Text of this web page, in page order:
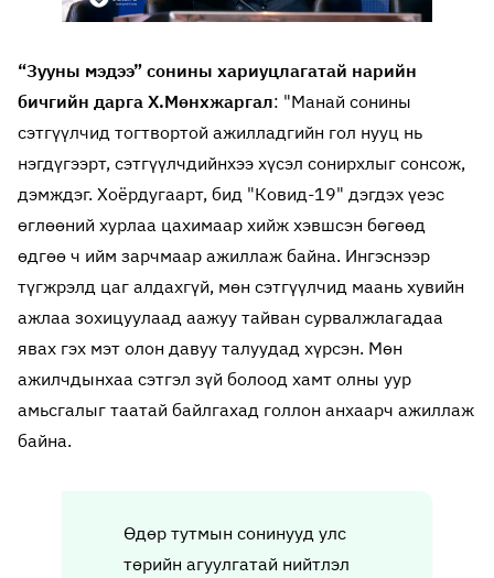
“Зууны мэдээ” сонины хариуцлагатай нарийн
бичгийн дарга Х.Мөнхжаргал: "Манай сонины
сэтгүүлчид тогтвортой ажилладгийн гол нууц нь
нэгдүгээрт, сэтгүүлчдийнхээ хүсэл сонирхлыг сонсож,
дэмждэг. Хоёрдугаарт, бид "Ковид-19" дэгдэх үеэс
өглөөний хурлаа цахимаар хийж хэвшсэн бөгөөд
өдгөө ч ийм зарчмаар ажиллаж байна. Ингэснээр
түгжрэлд цаг алдахгүй, мөн сэтгүүлчид маань хувийн
ажлаа зохицуулаад аажуу тайван сурвалжлагадаа
явах гэх мэт олон давуу талуудад хүрсэн. Мөн
ажилчдынхаа сэтгэл зүй болоод хамт олны уур
амьсгалыг таатай байлгахад голлон анхаарч ажиллаж
байна.
Өдөр тутмын сонинууд улс
төрийн агуулгатай нийтлэл